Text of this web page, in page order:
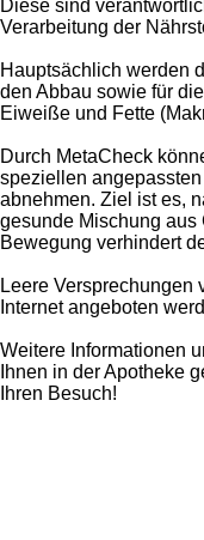
Diese sind
Verarbeitung der
Hauptsächlich werden
den Abbau sowie für
Eiweiße und Fette
Durch MetaCheck
speziellen
abnehmen. Ziel ist es,
gesunde Mischung aus
Bewegung verhindert
Leere Versprechungen
Internet angeboten
Weitere Informationen
Ihnen in der Apotheke
Ihren Besuch!